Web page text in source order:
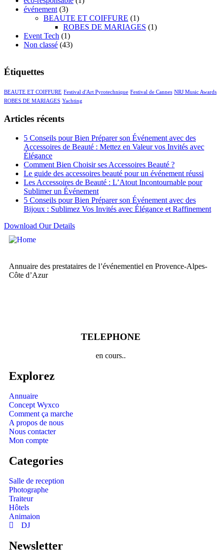
événement (3)
BEAUTE ET COIFFURE (1)
ROBES DE MARIAGES (1)
Event Tech (1)
Non classé (43)
Étiquettes
BEAUTE ET COIFFURE Festival d'Art Pyrotechnique Festival de Cannes NRJ Music Awards
ROBES DE MARIAGES Yachting
Articles récents
5 Conseils pour Bien Préparer son Événement avec des
Accessoires de Beauté : Mettez en Valeur vos Invités avec
Élégance
Comment Bien Choisir ses Accessoires Beauté ?
Le guide des accessoires beauté pour un événement réussi
Les Accessoires de Beauté : L’Atout Incontournable pour
Sublimer un Événement
5 Conseils pour Bien Préparer son Événement avec des
Bijoux : Sublimez Vos Invités avec Élégance et Raffinement
Download Our Details
Annuaire des prestataires de l’événementiel en Provence-Alpes-
Côte d’Azur
TELEPHONE
en cours..
Explorez
Annuaire
Concept Wyxco
Comment ça marche
A propos de nous
Nous contacter
Mon compte
Categories
Salle de reception
Photographe
Traiteur
Hôtels
Animaion
DJ
Newsletter